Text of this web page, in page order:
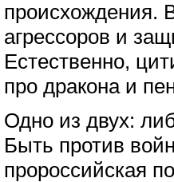
происхождения.
агрессоров и
Естественно,
про дракона и
Одно из двух:
Быть против
пророссийская